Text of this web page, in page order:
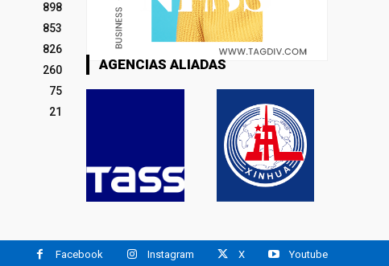
898
853
826
260
75
21
AGENCIAS ALIADAS
Facebook Instagram X Youtube